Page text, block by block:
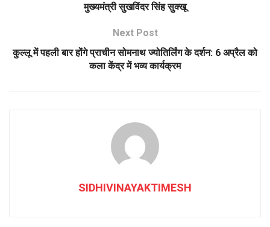
मुख्यमंत्री सुखविंदर सिंह सुक्खू
Next Post
कुल्लू में पहली बार होंगे प्राचीन सोमनाथ ज्योतिर्लिंग के दर्शन: 6 अप्रैल को
कला केंद्र में भव्य कार्यक्रम
SIDHIVINAYAKTIMESH